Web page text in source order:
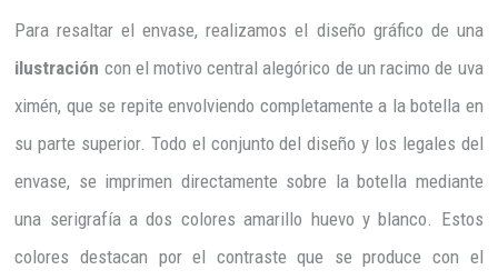
Para resaltar el envase, realizamos el diseño gráfico de una
ilustración con el motivo central alegórico de un racimo de uva
ximén, que se repite envolviendo completamente a la botella en
su parte superior. Todo el conjunto del diseño y los legales del
envase, se imprimen directamente sobre la botella mediante
una serigrafía a dos colores amarillo huevo y blanco. Estos
colores destacan por el contraste que se produce con el